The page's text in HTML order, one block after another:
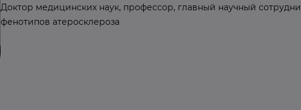
Доктор медицинских наук, профессор, главный научный
фенотипов атеросклероза